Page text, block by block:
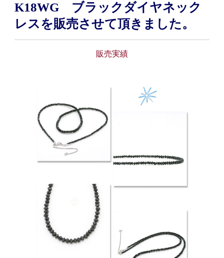
K18WG ブラックダイヤネック
レスを販売させて頂きました。
販売実績